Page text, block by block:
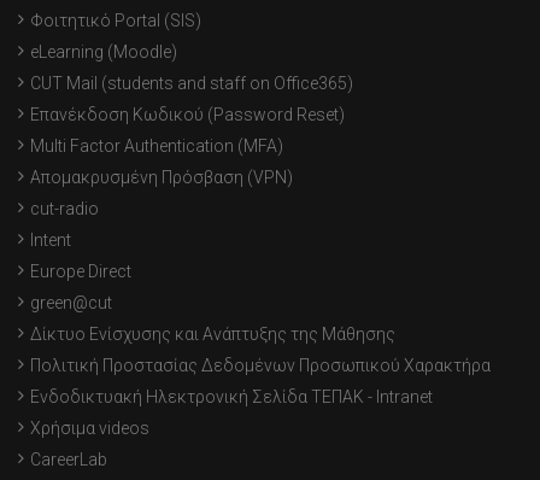
Φοιτητικό Portal (SIS)
eLearning (Moodle)
CUT Mail (students and staff on Office365)
Επανέκδοση Κωδικού (Password Reset)
Multi Factor Authentication (MFA)
Απομακρυσμένη Πρόσβαση (VPN)
cut-radio
Intent
Europe Direct
green@cut
Δίκτυο Ενίσχυσης και Ανάπτυξης της Μάθησης
Πολιτική Προστασίας Δεδομένων Προσωπικού Χαρακτήρα
Ενδοδικτυακή Ηλεκτρονική Σελίδα ΤΕΠΑΚ - Intranet
Χρήσιμα videos
CareerLab